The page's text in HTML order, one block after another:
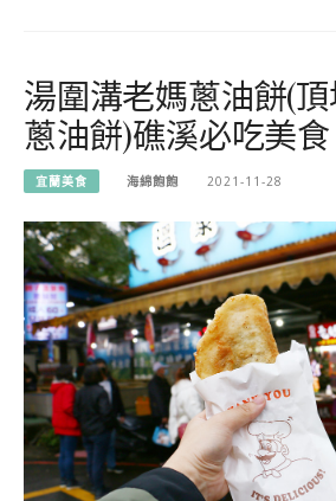
湯圍溝老媽蔥油餅(
蔥油餅)礁溪必吃美
宜蘭美食 海綿飽飽 2021-11-28